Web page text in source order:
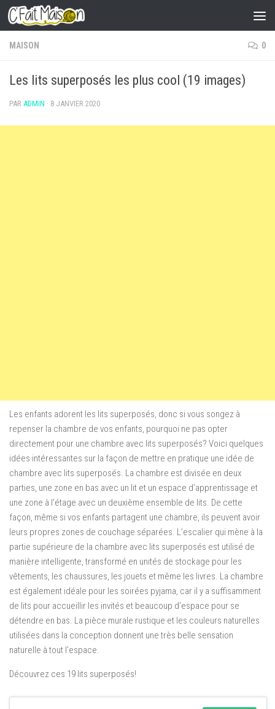
Skip to content
MAISON 0
Les lits superposés les plus cool (19 images)
PAR ADMIN · 8 JANVIER 2020
Les enfants adorent les lits superposés, donc si vous songez à
repenser la chambre de vos enfants, pourquoi ne pas opter
directement pour une chambre avec lits superposés? Voici quelques
idées intéressantes sur la façon de mettre en pratique une idée de
chambre avec lits superposés. La chambre est divisée en deux
parties, une zone en bas avec un lit et un espace d’apprentissage et
une zone à l’étage avec un deuxième ensemble de lits. De cette
façon, même si vos enfants partagent une chambre, ils peuvent avoir
leurs propres zones de couchage séparées. L’escalier qui mène à la
partie supérieure de la chambre avec lits superposés est utilisé de
manière intelligente, transformé en unités de stockage pour les
vêtements, les chaussures, les jouets et même les livres. La chambre
est également idéale pour les soirées pyjama, car il y a suffisamment
de lits pour accueillir les invités et beaucoup d’espace pour se
détendre en bas. La pièce murale rustique et les couleurs naturelles
utilisées dans la conception donnent une très belle sensation
naturelle à tout l’espace.
Découvrez ces 19 lits superposés!